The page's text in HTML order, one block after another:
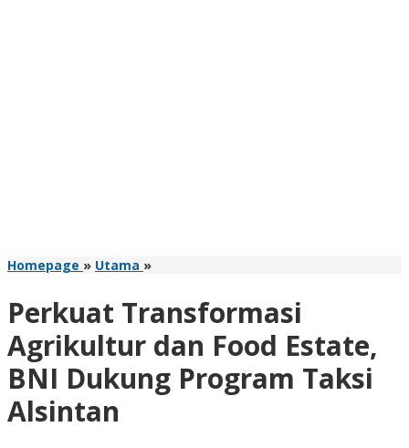
Homepage » Utama »Perkuat
Agrikultur
dan
Food
Estate,
Dukung
Perkuat Transformasi
Agrikultur dan Food Estate,
BNI Dukung Program Taksi
Alsintan